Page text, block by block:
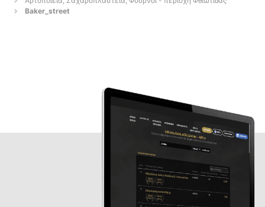
Baker_street